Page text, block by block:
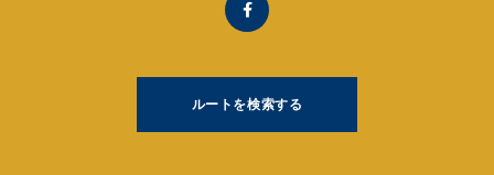
ルートを検索する